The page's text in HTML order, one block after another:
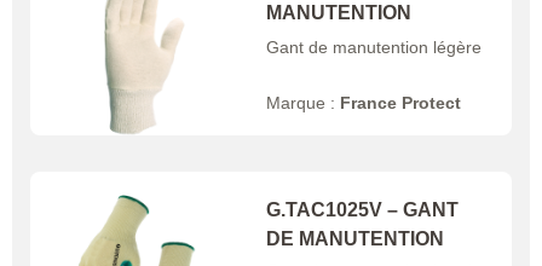
MANUTENTION
Gant de manutention légère
Marque : France Protect
G.TAC1025V – GANT
DE MANUTENTION